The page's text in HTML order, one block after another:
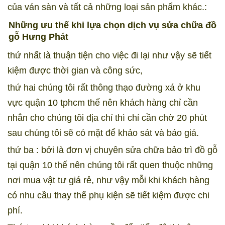
của ván sàn và tất cả những loại sản phẩm khác.:
Những ưu thế khi lựa chọn dịch vụ sửa chữa đồ
gỗ Hưng Phát
thứ nhất là thuận tiện cho việc đi lại như vậy sẽ tiết
kiệm được thời gian và công sức,
thứ hai chúng tôi rất thông thạo đường xá ở khu
vực quận 10 tphcm thế nên khách hàng chỉ cần
nhắn cho chúng tôi địa chỉ thì chỉ cần chờ 20 phút
sau chúng tôi sẽ có mặt để khảo sát và báo giá.
thứ ba : bởi là đơn vị chuyên sửa chữa bảo trì đồ gỗ
tại quận 10 thế nên chúng tôi rất quen thuộc những
nơi mua vật tư giá rẻ, như vậy mỗi khi khách hàng
có nhu cầu thay thế phụ kiện sẽ tiết kiệm được chi
phí.